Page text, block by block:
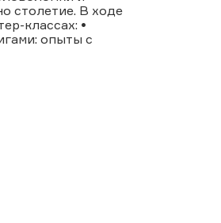
столетие. В ходе
классах: •
опыты с